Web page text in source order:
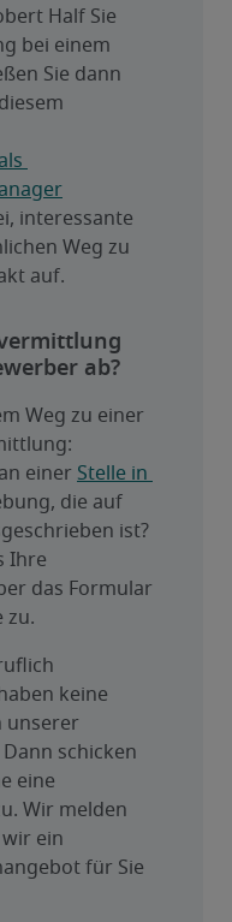
Half Sie
bei einem
Sie dann
interessante
Weg zu
auf.
ab?
Weg zu einer
einer Stelle in
die auf
ist?
Ihre
das Formular
zu.
keine
unserer
Dann schicken
Wir melden
ein
für Sie